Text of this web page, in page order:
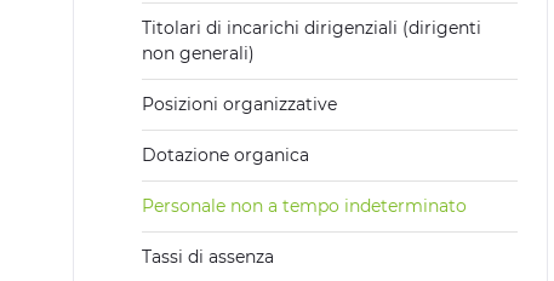
Titolari di incarichi dirigenziali (dirigenti
non generali)
Posizioni organizzative
Dotazione organica
Personale non a tempo indeterminato
Tassi di assenza